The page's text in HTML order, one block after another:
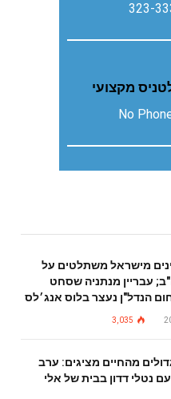
323-
מקצועי
No
מישראל משתלטים על
עבריין מנתניה שסחט
הנדל"ן נעצר בלוס אנג׳לס
3,035
מהחיים מציגים: ערב
נטלי דדון בבית של אלי